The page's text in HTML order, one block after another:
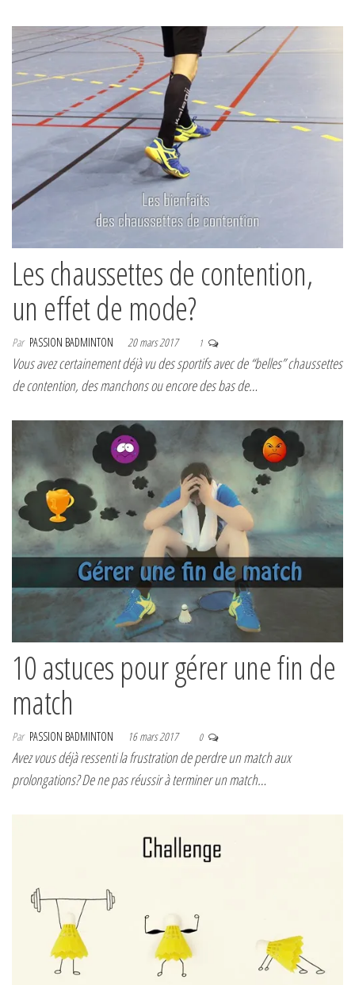
Les chaussettes de contention,
un effet de mode?
Par PASSION BADMINTON 20 mars 2017 1
Vous avez certainement déjà vu des sportifs avec de “belles” chaussettes
de contention, des manchons ou encore des bas de…
10 astuces pour gérer une fin de
match
Par PASSION BADMINTON 16 mars 2017 0
Avez vous déjà ressenti la frustration de perdre un match aux
prolongations? De ne pas réussir à terminer un match…